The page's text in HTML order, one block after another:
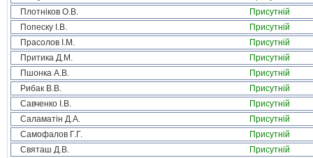
Плотніков О.В.
Присутній
Попеску І.В.
Присутній
Прасолов І.М.
Присутній
Притика Д.М.
Присутній
Пшонка А.В.
Присутній
Рибак В.В.
Присутній
Савченко І.В.
Присутній
Саламатін Д.А.
Присутній
Самофалов Г.Г.
Присутній
Святаш Д.В.
Присутній